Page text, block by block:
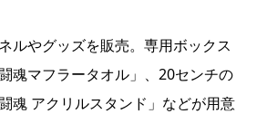
ルやグッズを販売。専用ボックス
魂マフラータオル」、20センチの
魂 アクリルスタンド」などが用意